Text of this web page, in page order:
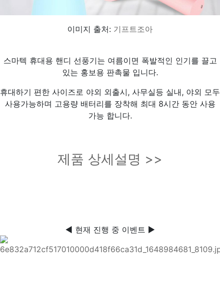
이미지 출처: 기프트조아
스마텍 휴대용 핸디 선풍기는 여름이면 폭발적인 인기를 끌고
있는 홍보용 판촉물 입니다.
휴대하기 편한 사이즈로 야외 외출시, 사무실등 실내, 야외 모두
사용가능하며 고용량 배터리를 장착해 최대 8시간 동안 사용
가능 합니다.
제품 상세설명 >>
◀ 현재 진행 중 이벤트 ▶